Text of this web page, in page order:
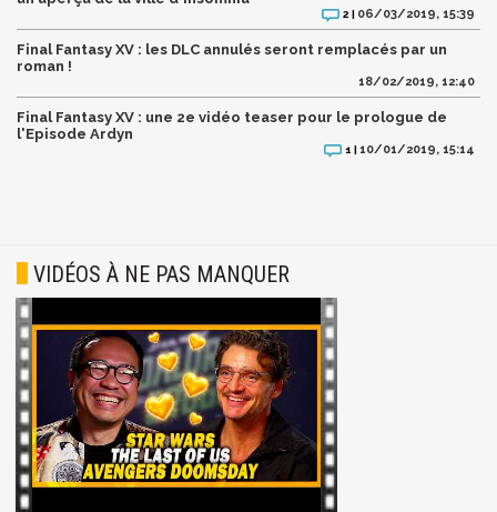
2 | 06/03/2019, 15:39
Final Fantasy XV : les DLC annulés seront remplacés par un
roman !
18/02/2019, 12:40
Final Fantasy XV : une 2e vidéo teaser pour le prologue de
l'Episode Ardyn
1 |10/01/2019, 15:14
VIDÉOS À NE PAS MANQUER